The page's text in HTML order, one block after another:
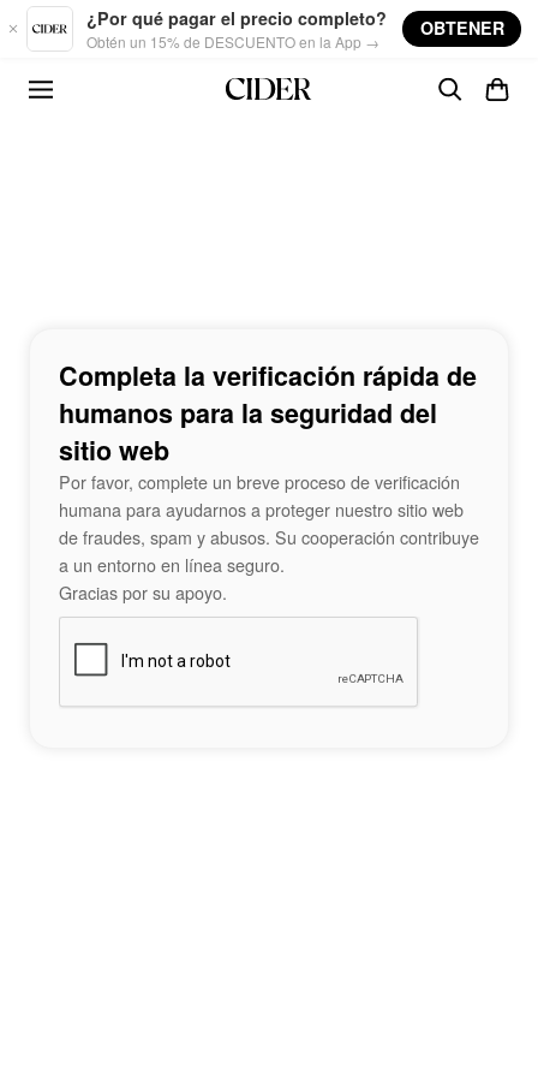
Skip to main content
¿Por qué pagar el precio completo?
Obtén un 15% de DESCUENTO en la App →
OBTENER
Completa la verificación rápida de
humanos para la seguridad del
sitio web
Por favor, complete un breve proceso de verificación
humana para ayudarnos a proteger nuestro sitio web
de fraudes, spam y abusos. Su cooperación contribuye
a un entorno en línea seguro.
Gracias por su apoyo.